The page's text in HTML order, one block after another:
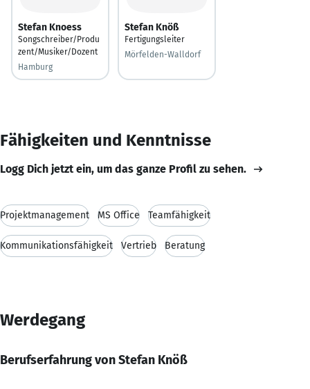
Stefan Knoess
Songschreiber/Produ
zent/Musiker/Dozent
Hamburg
Stefan Knöß
Fertigungsleiter
Mörfelden-Walldorf
Fähigkeiten und Kenntnisse
Logg Dich jetzt ein, um das ganze Profil zu sehen.
Projektmanagement MS Office Teamfähigkeit
Kommunikationsfähigkeit Vertrieb Beratung
Werdegang
Berufserfahrung von Stefan Knöß